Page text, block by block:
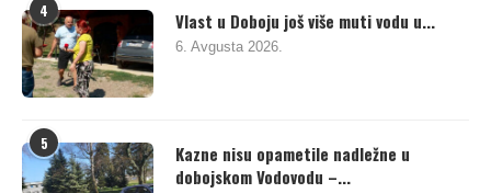
4 Vlast u Doboju još više muti vodu u...
6. Avgusta 2026.
5
Kazne nisu opametile nadležne u
dobojskom Vodovodu –...